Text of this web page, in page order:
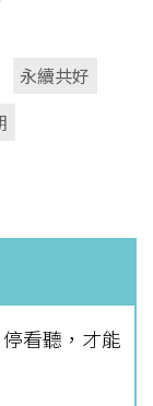
永續共好
看聽，才能